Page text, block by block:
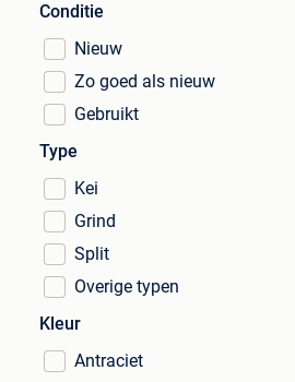
Conditie
Nieuw
Zo goed als nieuw
Gebruikt
Type
Kei
Grind
Split
Overige typen
Kleur
Antraciet